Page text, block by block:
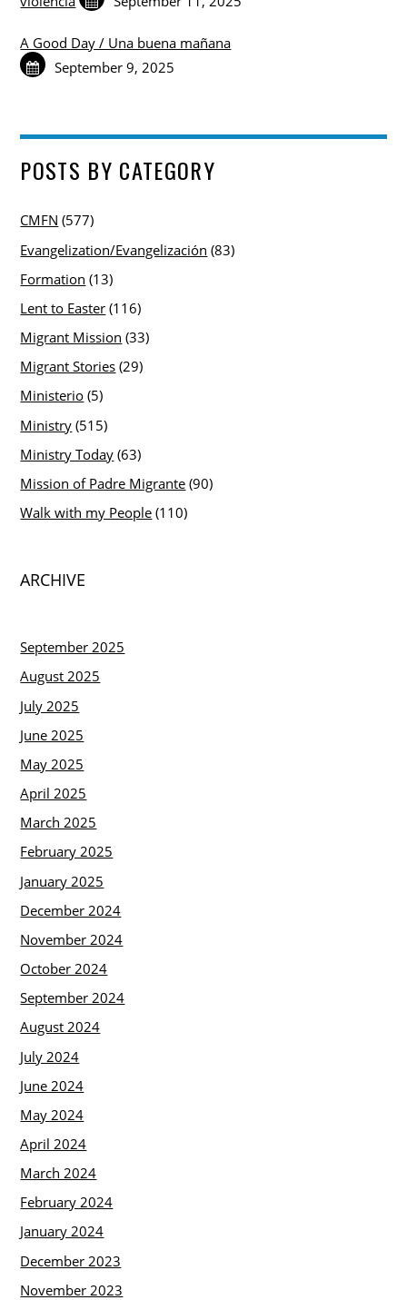
A Good Day / Una buena mañana
September 9, 2025
POSTS BY CATEGORY
CMFN (577)
Evangelization/Evangelización (83)
Formation (13)
Lent to Easter (116)
Migrant Mission (33)
Migrant Stories (29)
Ministerio (5)
Ministry (515)
Ministry Today (63)
Mission of Padre Migrante (90)
Walk with my People (110)
ARCHIVE
September 2025
August 2025
July 2025
June 2025
May 2025
April 2025
March 2025
February 2025
January 2025
December 2024
November 2024
October 2024
September 2024
August 2024
July 2024
June 2024
May 2024
April 2024
March 2024
February 2024
January 2024
December 2023
November 2023